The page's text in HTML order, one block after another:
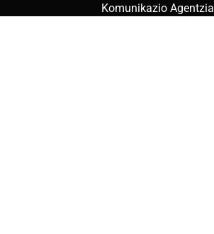
Komunikazio Agentzia